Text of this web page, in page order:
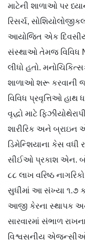
માટેની શાળાઓ પર
રિસર્ચ,
આયોજિત એક દિવસીય
સંસ્થાઓ તેમજ વિવિધ
લીધો હતો.
શાળાઓ શરૂ કરવાની
વિવિધ પ્રવૃત્તિઓ
વૃદ્ધો માટે
શારીરિક અને
ડિમેન્શિયાના કેસ
સીઈઓ પ્રકાશ એન.
૮૮ લાખ વરિષ્ઠ
સુધીમાં આ સંખ્યા ૧.૭
આજી કેરના સ્થાપક અને
સારવારમાં સંભાળ
વિશ્વસનીય